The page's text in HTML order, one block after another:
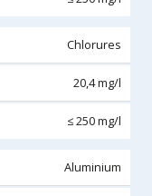
Chlorures
20,4 mg/l
≤ 250 mg/l
Aluminium